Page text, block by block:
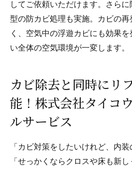
してご依頼いただけます。さら
型の防カビ処理も実施。カビの再
く、空気中の浮遊カビにも効果
い全体の空気環境が一変します。
カビ除去と同時にリ
能！株式会社タイコ
ルサービス
「カビ対策をしたいけれど、内
「せっかくならクロスや床も新